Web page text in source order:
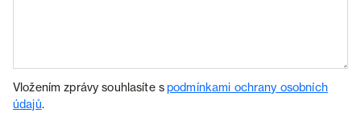
Vložením zprávy souhlasíte spodmínkami ochrany osobních
údajů.